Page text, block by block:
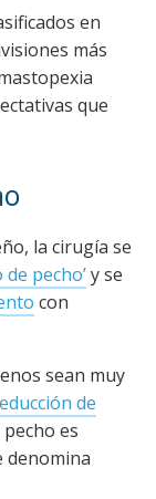
en
más
que
la cirugía se
pecho’y se
con
sean muy
de
es
denomina